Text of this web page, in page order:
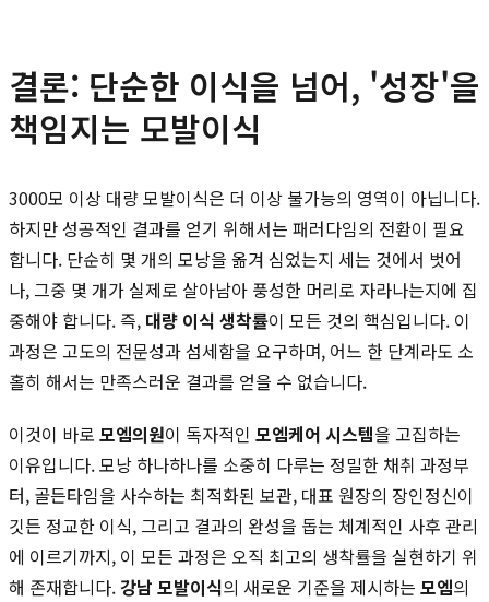
결론: 단순한 이식을 넘어, '성장'을
책임지는 모발이식
3000모 이상 대량 모발이식은 더 이상 불가능의 영역이 아닙니다.
하지만 성공적인 결과를 얻기 위해서는 패러다임의 전환이 필요
합니다. 단순히 몇 개의 모낭을 옮겨 심었는지 세는 것에서 벗어
나, 그중 몇 개가 실제로 살아남아 풍성한 머리로 자라나는지에 집
중해야 합니다. 즉, 대량 이식 생착률이 모든 것의 핵심입니다. 이
과정은 고도의 전문성과 섬세함을 요구하며, 어느 한 단계라도 소
홀히 해서는 만족스러운 결과를 얻을 수 없습니다.
이것이 바로 모엠의원이 독자적인 모엠케어 시스템을 고집하는
이유입니다. 모낭 하나하나를 소중히 다루는 정밀한 채취 과정부
터, 골든타임을 사수하는 최적화된 보관, 대표 원장의 장인정신이
깃든 정교한 이식, 그리고 결과의 완성을 돕는 체계적인 사후 관리
에 이르기까지, 이 모든 과정은 오직 최고의 생착률을 실현하기 위
해 존재합니다.강남 모발이식의 새로운 기준을 제시하는 모엠의